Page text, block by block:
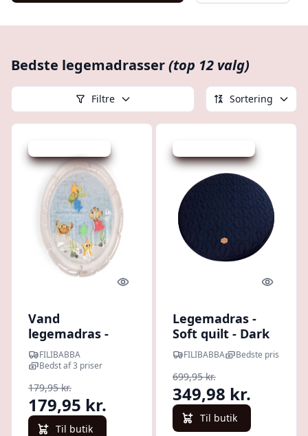
Bedste legemadrasser(top 12 valg)
Filtre Sortering
Quick look
Vand
legemadras -
Venner fra havet
FILIBABBA
Bedst af 3 priser
179,95 kr.
179,95 kr.
Til butik
Quick
Legemadras -
Soft quilt - Dark
blue
FILIBABBA Bedste pris
699,95 kr.
349,98 kr.
Til butik